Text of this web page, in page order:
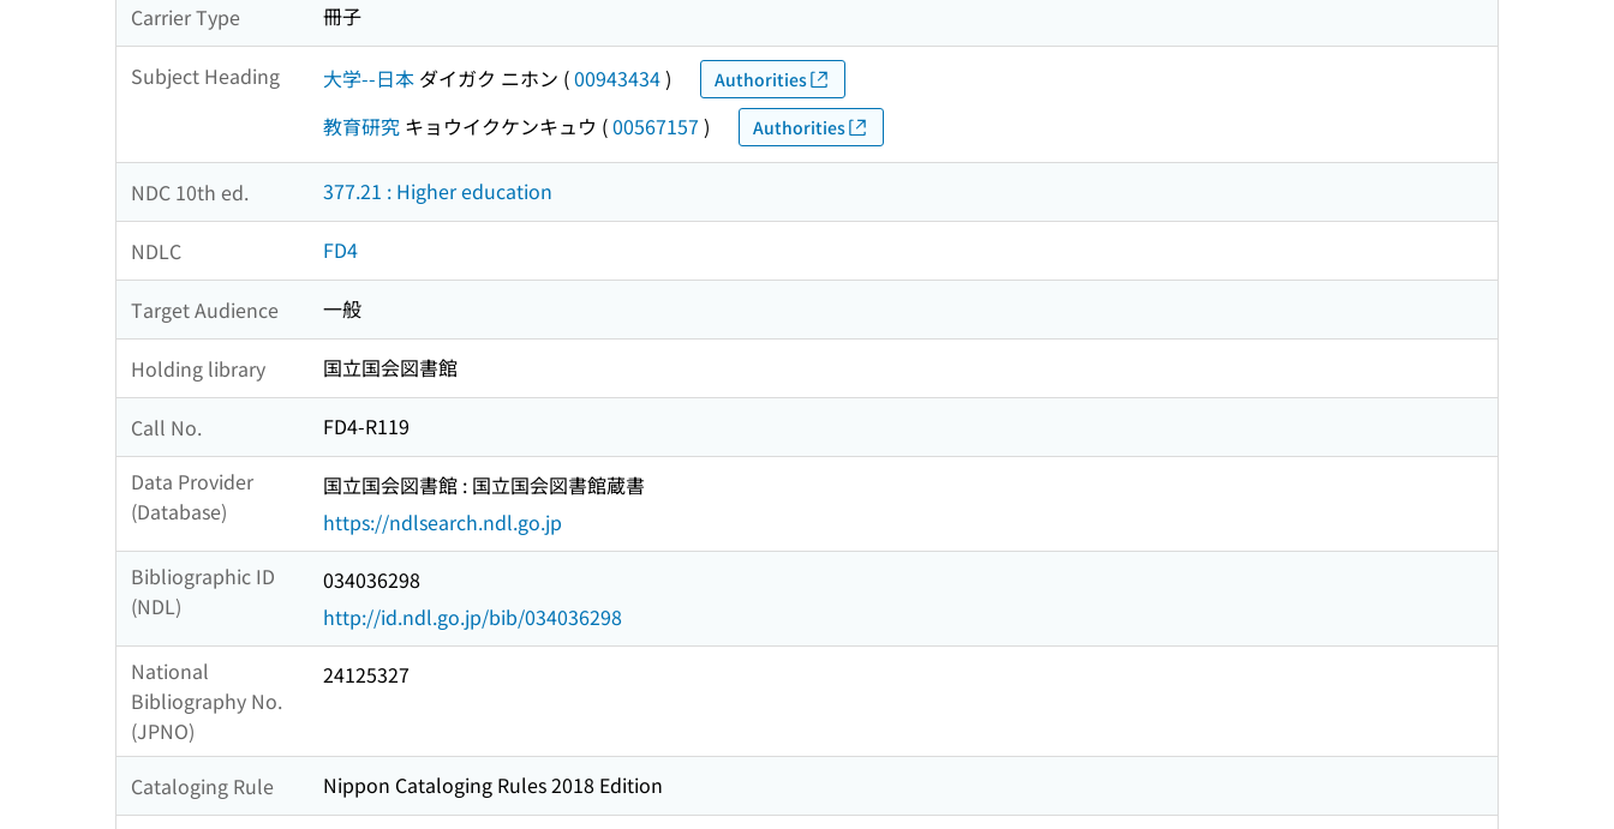
Carrier Type 冊子
Subject Heading 大学--日本 ダイガク ニホン (00943434) Authorities
教育研究 キョウイクケンキュウ (00567157 ) Authorities
NDC 10th ed. 377.21 : Higher education
NDLC FD4
Target Audience 一般
Holding library 国立国会図書館
Call No.
FD4-R119
Data Provider
(Database)
国立国会図書館 : 国立国会図書館蔵書
https://ndlsearch.ndl.go.jp
Bibliographic ID
(NDL)
034036298
http://id.ndl.go.jp/bib/034036298
National
Bibliography No.
(JPNO)
24125327
Cataloging Rule
Nippon Cataloging Rules 2018 Edition